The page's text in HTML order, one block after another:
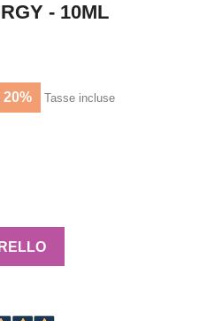
- 10ML
20% Tasse incluse